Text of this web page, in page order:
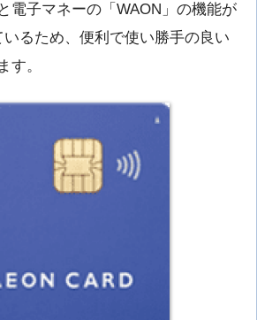
電子マネーの「WAON」の機能が
るため、便利で使い勝手の良い
す。